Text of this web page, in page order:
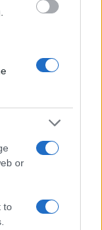
or
to
in calo
ma il tour
ombelico del